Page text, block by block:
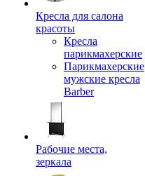
Кресла для салона
красоты
Кресла
парикмахерские
Парикмахерские
мужские кресла
Barber
Рабочие места,
зеркала